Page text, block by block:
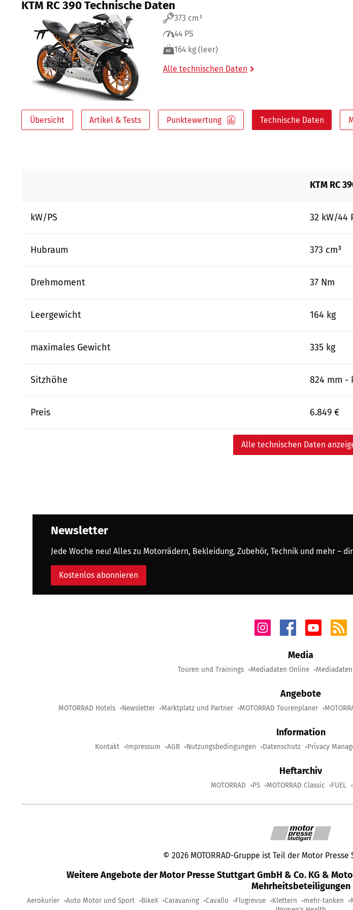
KTM RC 390 Technische Daten
373 cm³
44 PS
164 kg (leer)
Alle technischen Daten
Übersicht Artikel & Tests Punktewertung Technische Daten
KTM RC
kW/PS 32 kW/44
Hubraum 373 cm³
Drehmoment 37 Nm
Leergewicht 164 kg
maximales Gewicht 335 kg
Sitzhöhe 824 mm -
Preis 6.849 €
Alle technischen Daten
Newsletter
Jede Woche neu! Alles zu Motorrädern, Bekleidung, Zubehör, Technik und mehr –
Kostenlos abonnieren
Media
Touren und Trainings Mediadaten Online
Angebote
MOTORRAD Hotels Newsletter Marktplatz und Partner MOTORRAD Tourenplaner
Information
Kontakt Impressum AGB Nutzungsbedingungen Datenschutz Privacy
Heftarchiv
MOTORRAD PS MOTORRAD Classic FUEL
© 2026 MOTORRAD-Gruppe ist Teil der Motor
Weitere Angebote der Motor Presse Stuttgart GmbH & Co. KG &
Mehrheitsbeteiligungen
Aerokurier Auto Motor und Sport BikeX Caravaning Cavallo Flugrevue Klettern mehr-tanken